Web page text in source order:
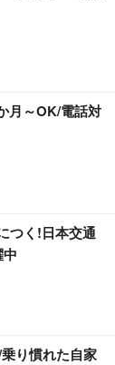
月～OK/電話対
つく!日本交通
り慣れた自家